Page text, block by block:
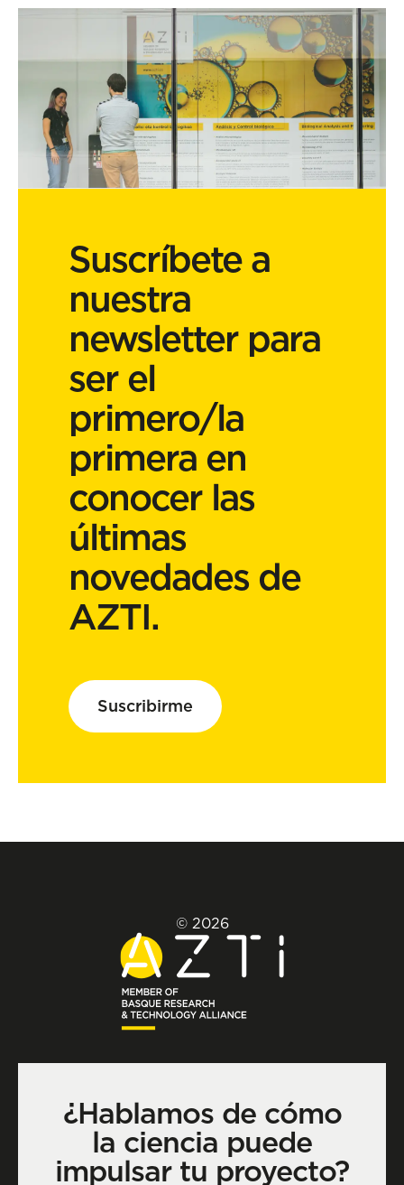
Suscríbete a
nuestra
newsletter para
ser el
primero/la
primera en
conocer las
últimas
novedades de
AZTI.
Suscribirme
© 2026
¿Hablamos de cómo
la ciencia puede
impulsar tu proyecto?